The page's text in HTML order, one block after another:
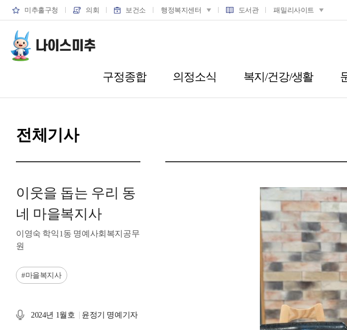
미추홀구청 의회 보건소 행정복지센터 도서관 패밀리사이트
구정종합 의정소식 복지/건강/생활
전체기사
이웃을 돕는 우리 동
네 마을복지사
이영숙 학익1동 명예사회복지공무
원
마을복지사
2024년 1월호 윤정기 명예기자